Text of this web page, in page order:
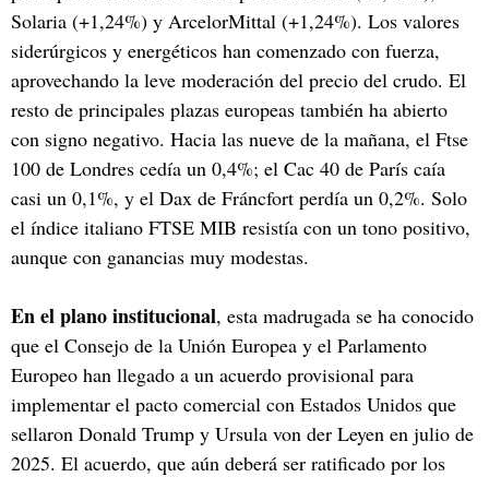
Solaria (+1,24%) y ArcelorMittal (+1,24%). Los valores
siderúrgicos y energéticos han comenzado con fuerza,
aprovechando la leve moderación del precio del crudo. El
resto de principales plazas europeas también ha abierto
con signo negativo. Hacia las nueve de la mañana, el Ftse
100 de Londres cedía un 0,4%; el Cac 40 de París caía
casi un 0,1%, y el Dax de Fráncfort perdía un 0,2%. Solo
el índice italiano FTSE MIB resistía con un tono positivo,
aunque con ganancias muy modestas.
En el plano institucional, esta madrugada se ha conocido
que el Consejo de la Unión Europea y el Parlamento
Europeo han llegado a un acuerdo provisional para
implementar el pacto comercial con Estados Unidos que
sellaron Donald Trump y Ursula von der Leyen en julio de
2025. El acuerdo, que aún deberá ser ratificado por los